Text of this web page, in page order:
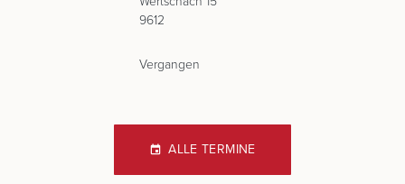
9612
Vergangen
ALLE TERMINE